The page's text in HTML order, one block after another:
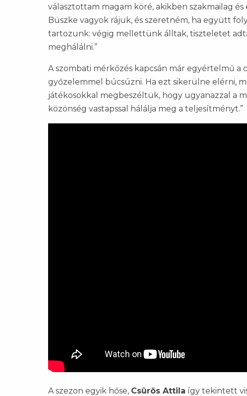
választottam magam köré, akikben szakmailag
Büszke vagyok rájuk, és szeretném, ha együtt
tartozunk: végig mellettünk álltak, tiszteletet
meghálálni.”
A szombati mérkőzés kapcsán már egyértelmű a
győzelemmel búcsúzni. Ha ezt sikerülne elérni,
játékosokkal megbeszéltük, hogy ugyanazzal a
közönség vastapssal hálálja meg a teljesítményt.”
A szezon egyik hőse, Csürös Attila így tekintett